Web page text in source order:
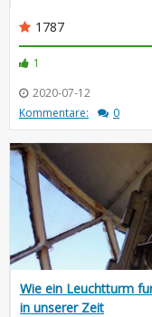
1787
1
2020-07-12
Kommentare:
0
Wie ein Leuchtturm
in unserer Zeit